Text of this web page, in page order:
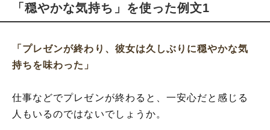
「穏やかな気持ち」を使った例文1
「プレゼンが終わり、彼女は久しぶりに穏やかな気
持ちを味わった」
仕事などでプレゼンが終わると、一安心だと感じる
人もいるのではないでしょうか。